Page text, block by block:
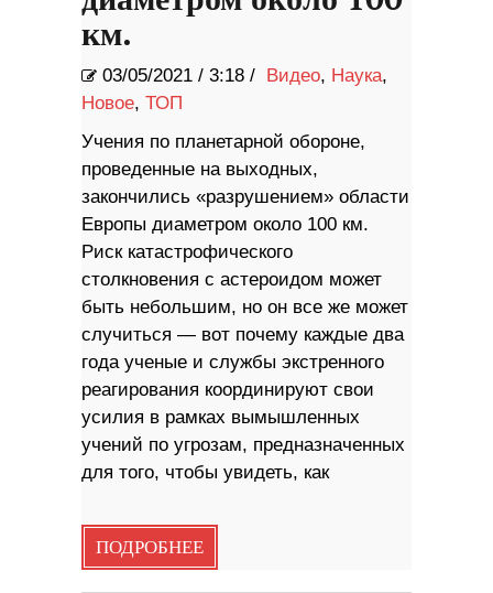
км.
03/05/2021 / 3:18 / Видео, Наука,
Новое, ТОП
Учения по планетарной обороне,
проведенные на выходных,
закончились «разрушением» области
Европы диаметром около 100 км.
Риск катастрофического
столкновения с астероидом может
быть небольшим, но он все же может
случиться — вот почему каждые два
года ученые и службы экстренного
реагирования координируют свои
усилия в рамках вымышленных
учений по угрозам, предназначенных
для того, чтобы увидеть, как
ПОДРОБНЕЕ